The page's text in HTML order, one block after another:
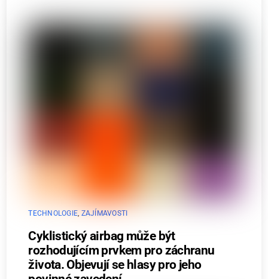
TECHNOLOGIE, ZAJÍMAVOSTI
Cyklistický airbag může být
rozhodujícím prvkem pro záchranu
života. Objevují se hlasy pro jeho